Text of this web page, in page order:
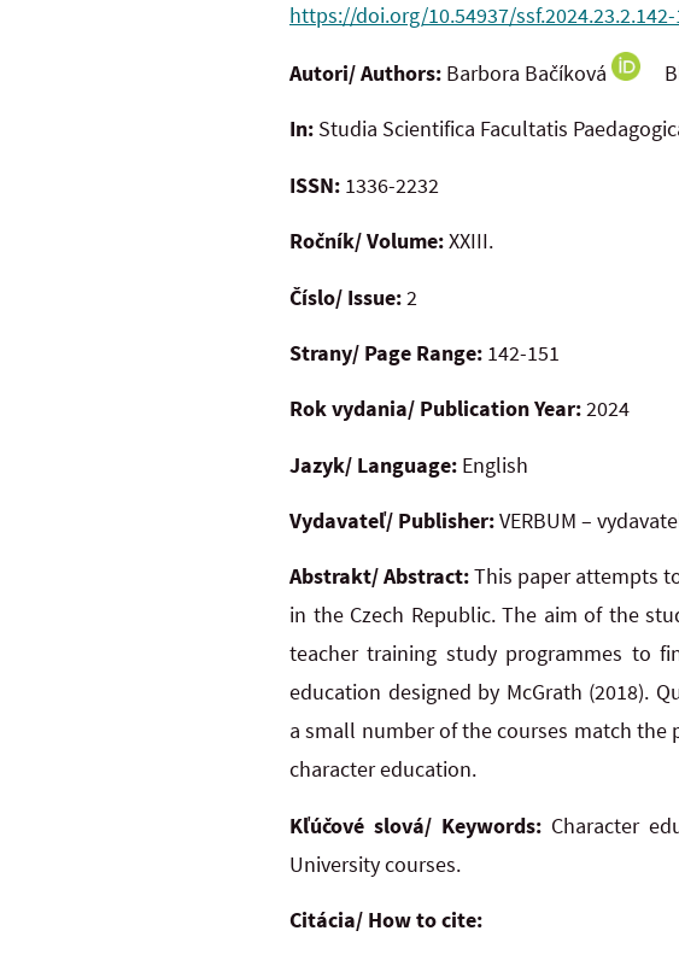
https://doi.org/10.54937/ssf.2024.23.2.142-
Autori/ Authors: Barbora Bačíková
In: Studia Scientifica Facultatis
ISSN: 1336-2232
Ročník/ Volume:XXIII.
Číslo/ Issue:2
Strany/ Page Range: 142-151
Rok vydania/ Publication Year:2024
Jazyk/ Language: English
Vydavateľ/ Publisher:VERBUM –
Abstrakt/ Abstract:This paper attempts
in the Czech Republic. The aim of the
teacher training study programmes to
education designed by McGrath (2018).
a small number of the courses match
character education.
Kľúčové slová/ Keywords: Character
University courses.
Citácia/ How to cite: